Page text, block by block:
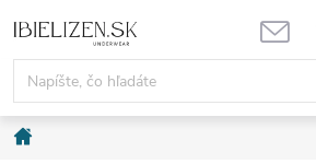
na
obsah
Domov